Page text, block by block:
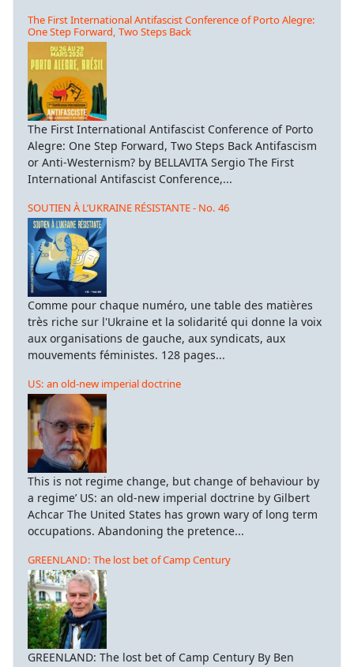
The First International Antifascist Conference of Porto Alegre:
One Step Forward, Two Steps Back
The First International Antifascist Conference of Porto
Alegre: One Step Forward, Two Steps Back Antifascism
or Anti-Westernism? by BELLAVITA Sergio The First
International Antifascist Conference,...
SOUTIEN À L’UKRAINE RÉSISTANTE - No. 46
Comme pour chaque numéro, une table des matières
très riche sur l'Ukraine et la solidarité qui donne la voix
aux organisations de gauche, aux syndicats, aux
mouvements féministes. 128 pages...
US: an old-new imperial doctrine
This is not regime change, but change of behaviour by
a regime’ US: an old-new imperial doctrine by Gilbert
Achcar The United States has grown wary of long term
occupations. Abandoning the pretence...
GREENLAND: The lost bet of Camp Century
GREENLAND: The lost bet of Camp Century By Ben